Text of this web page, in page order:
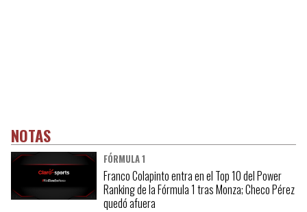
NOTAS
FÓRMULA 1
Franco Colapinto entra en el Top 10 del Power
Ranking de la Fórmula 1 tras Monza; Checo Pérez
quedó afuera